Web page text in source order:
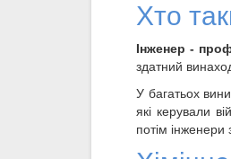
Хто
Інженер -
здатний
У багатьох
які керували
потім інженери